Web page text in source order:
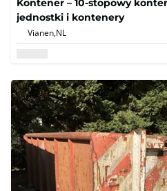
jednostki i kontenery
Vianen,NL